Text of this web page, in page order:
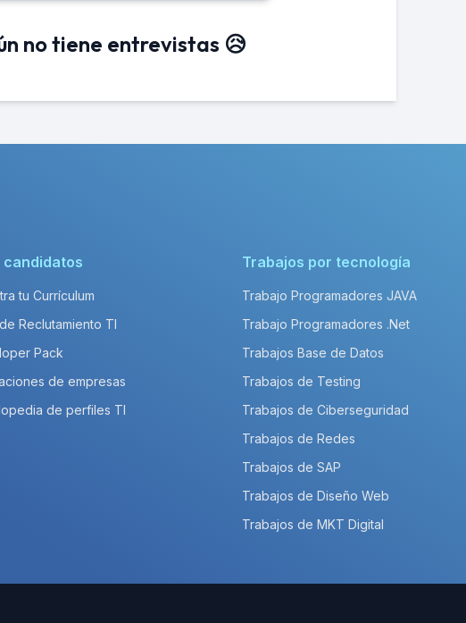
no tiene entrevistas 😥
candidatos
tu Currículum
Reclutamiento TI
Pack
de empresas
de perfiles TI
Trabajos por tecnología
Trabajo Programadores JAVA
Trabajo Programadores .Net
Trabajos Base de Datos
Trabajos de Testing
Trabajos de Ciberseguridad
Trabajos de Redes
Trabajos de SAP
Trabajos de Diseño Web
Trabajos de MKT Digital